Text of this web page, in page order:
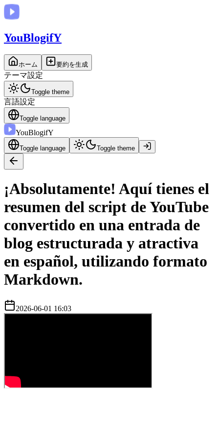
YouBlogifY
ホーム 要約を生成
テーマ設定
Toggle theme
言語設定
Toggle language
YouBlogifY
Toggle language Toggle theme
¡Absolutamente! Aquí tienes el
resumen del script de YouTube
convertido en una entrada de
blog estructurada y atractiva
en español, utilizando formato
Markdown.
2026-06-01 16:03